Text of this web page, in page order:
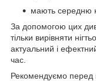
мають середню
За допомогою цих
тільки вирівняти
актуальний і
час.
Рекомендуємо перед